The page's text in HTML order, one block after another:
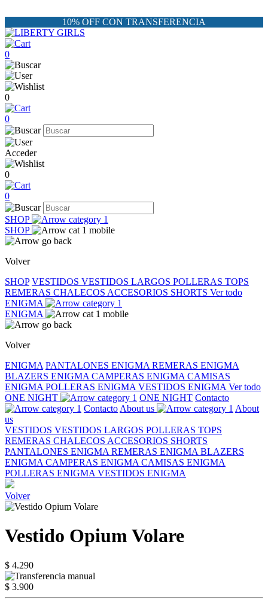
10% OFF CON TRANSFERENCIA
0
0
0
Acceder
0
0
SHOP
SHOP
Volver
SHOP VESTIDOS VESTIDOS LARGOS POLLERAS TOPS
REMERAS CHALECOS ACCESORIOS SHORTS Ver todo
ENIGMA
ENIGMA
Volver
ENIGMA PANTALONES ENIGMA REMERAS ENIGMA
BLAZERS ENIGMA CAMPERAS ENIGMA CAMISAS
ENIGMA POLLERAS ENIGMA VESTIDOS ENIGMA Ver todo
ONE NIGHT
ONE NIGHT Contacto
Contacto About us
About
us
VESTIDOS VESTIDOS LARGOS POLLERAS TOPS
REMERAS CHALECOS ACCESORIOS SHORTS
PANTALONES ENIGMA REMERAS ENIGMA BLAZERS
ENIGMA CAMPERAS ENIGMA CAMISAS ENIGMA
POLLERAS ENIGMA VESTIDOS ENIGMA
Volver
Vestido Opium Volare
$ 4.290
$ 3.900